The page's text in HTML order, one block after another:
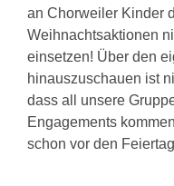
an Chorweiler Kinder
Weihnachtsaktionen
einsetzen! Über den
hinauszuschauen ist
dass all unsere
Engagements
schon vor den